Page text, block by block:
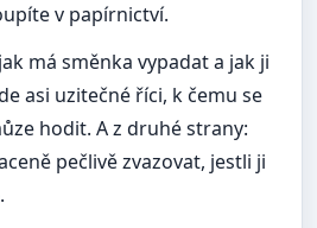
v papírnictví.
má směnka vypadat a jak ji
asi uzitečné říci, k čemu se
hodit. A z druhé strany:
pečlivě zvazovat, jestli ji